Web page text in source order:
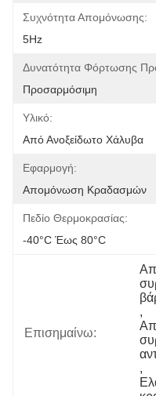
Συχνότητα Απομόνωσης:
5Hz
Δυνατότητα Φόρτωσης
Προσαρμόσιμη
Υλικό:
Από Ανοξείδωτο Χάλυβα
Εφαρμογή:
Απομόνωση Κραδασμών
Πεδίο Θερμοκρασίας:
-40°C Έως 80°C
Επισημαίνω:
,
,